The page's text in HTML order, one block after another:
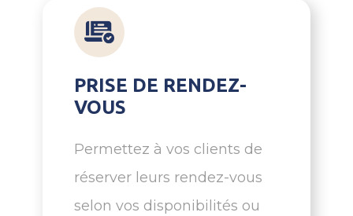
PRISE DE RENDEZ-
VOUS
Permettez à vos clients de
réserver leurs rendez-vous
selon vos disponibilités ou